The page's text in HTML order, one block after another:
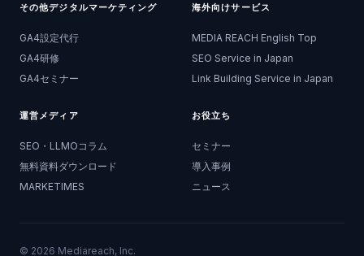
その他デジタルマーケティング
GA4設定代行
GA4研修
GA4セミナー
海外向けサービス
MEDIA REACH English Top
SEO Service in Japan
Link Building Service in Japan
運営メディア
SEO・LLMOコラム
無料資料ダウンロード
MARKETIMES
お役立ち
セミナー
導入事例
ニュース
© 2026 Mediareach, Inc.